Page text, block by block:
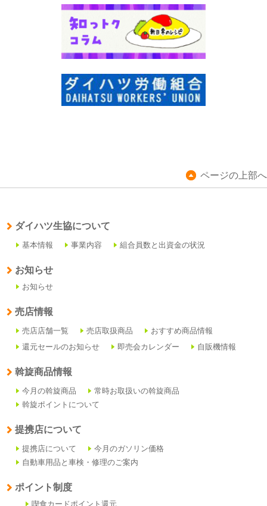
ページの上部へ
ダイハツ生協について
基本情報 事業内容 組合員数と出資金の状況
お知らせ
お知らせ
売店情報
売店店舗一覧 売店取扱商品
おすすめ商品情報
還元セールのお知らせ
即売会カレンダー 自販機情報
斡旋商品情報
今月の斡旋商品
常時お取扱いの斡旋商品
斡旋ポイントについて
提携店について
提携店について
今月のガソリン価格
自動車用品と車検・修理のご案内
ポイント制度
喫食カードポイント還元